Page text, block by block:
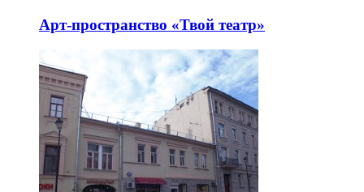
Арт-пространство «Твой театр»